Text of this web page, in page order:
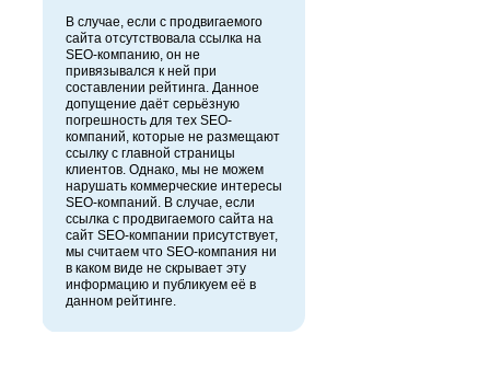
В случае, если с продвигаемого
сайта отсутствовала ссылка на
SEO-компанию, он не
привязывался к ней при
составлении рейтинга. Данное
допущение даёт серьёзную
погрешность для тех SEO-
компаний, которые не размещают
ссылку с главной страницы
клиентов. Однако, мы не можем
нарушать коммерческие интересы
SEO-компаний. В случае, если
ссылка с продвигаемого сайта на
сайт SEO-компании присутствует,
мы считаем что SEO-компания ни
в каком виде не скрывает эту
информацию и публикуем её в
данном рейтинге.